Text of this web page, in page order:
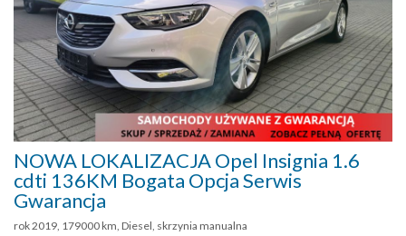
NOWA LOKALIZACJA Opel Insignia 1.6
cdti 136KM Bogata Opcja Serwis
Gwarancja
rok 2019, 179000 km, Diesel, skrzynia manualna